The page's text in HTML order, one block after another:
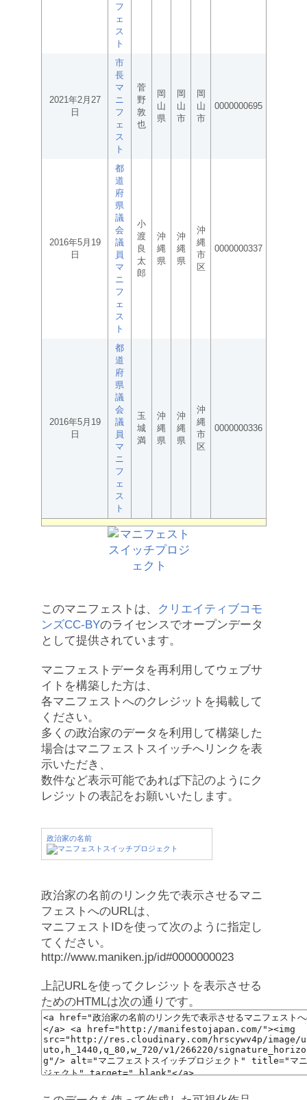
フ
ェ
ス
ト
2021年2月27
日
市
長
マ
ニ
フ
ェ
ス
ト
菅
野
敦
也
岡
山
県
岡
山
市
岡
山
市
0000000695
2016年5月19
日
都
道
府
県
議
会
議
員
マ
ニ
フ
ェ
ス
ト
小
渡
良
太
郎
沖
縄
県
沖
縄
県
沖
縄
市
区
0000000337
2016年5月19
日
都
道
府
県
議
会
議
員
マ
ニ
フ
ェ
ス
ト
玉
城
満
沖
縄
県
沖
縄
県
沖
縄
市
区
0000000336
このマニフェストは、
クリエイティブコモ
ンズCC-BYのライセンスでオープンデータ
として提供されています。
マニフェストデータを再利用してウェブサ
イトを構築した方は、
各マニフェストへのクレジットを掲載して
ください。
多くの政治家のデータを利用して構築した
場合はマニフェストスイッチへリンクを表
示いただき、
数件など表示可能であれば下記のようにク
レジットの表記をお願いいたします。
政治家の名前
政治家の名前のリンク先で表示させるマニ
フェストへのURLは、
マニフェストIDを使って次のように指定し
てください。
http://www.maniken.jp/id#0000000023
上記URLを使ってクレジットを表示させる
ためのHTMLは次の通りです。